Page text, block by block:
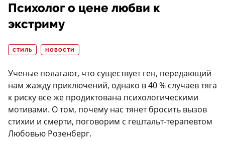
Психолог о цене любви к
экстриму
СТИЛЬ НОВОСТИ
Ученые полагают, что существует ген, передающий
нам жажду приключений, однако в 40 % случаев тяга
к риску все же продиктована психологическими
мотивами. О том, почему нас тянет бросить вызов
стихии и смерти, поговорим с гештальт-терапевтом
Любовью Розенберг.